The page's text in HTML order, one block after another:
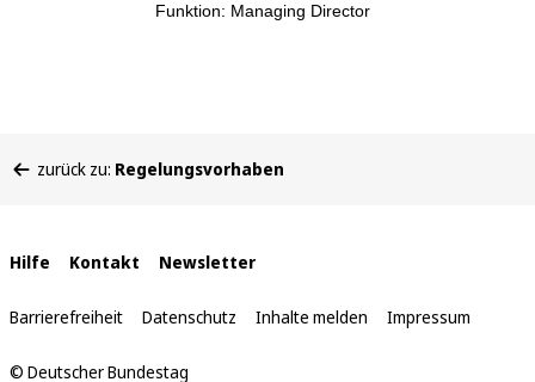
Funktion: Managing Director
befinden
zurück zu: Regelungsvorhaben
Interne
Links
Hilfe Kontakt Newsletter
Barrierefreiheit Datenschutz Inhalte melden Impressum
© Deutscher Bundestag